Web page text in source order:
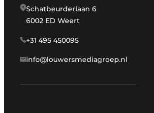
Schatbeurderlaan 6
6002 ED Weert
+31 495 450095
info@louwersmediagroep.nl